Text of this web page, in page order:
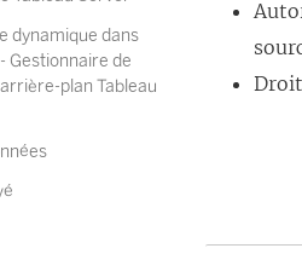
dynamique dans
Gestionnaire de
plan Tableau